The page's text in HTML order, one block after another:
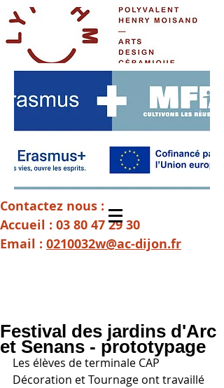
Contactez nous :
Accueil : 03 80 47 29 30
Email : 0210032w@ac-dijon.fr
Festival des jardins d'Arc
et Senans - prototypage
Les élèves de terminale CAP
Décoration et Tournage ont travaillé